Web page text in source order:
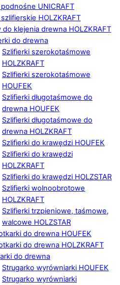
podnośne UNICRAFT
szlifierskie HOLZKRAFT
do klejenia drewna HOLZKRAFT
do drewna
Szlifierki szerokotaśmowe
HOLZKRAFT
Szlifierki szerokotaśmowe
HOUFEK
Szlifierki długotaśmowe do
drewna HOUFEK
Szlifierki długotaśmowe do
drewna HOLZKRAFT
Szlifierki do krawędzi HOUFEK
Szlifierki do krawędzi
HOLZKRAFT
Szlifierki do krawędzi HOLZSTAR
Szlifierki wolnoobrotowe
HOLZKRAFT
Szlifierki trzpieniowe, taśmowe,
walcowe HOLZSTAR
do drewna HOUFEK
do drewna HOLZKRAFT
do drewna
Strugarko wyrówniarki HOUFEK
Strugarko wyrówniarki